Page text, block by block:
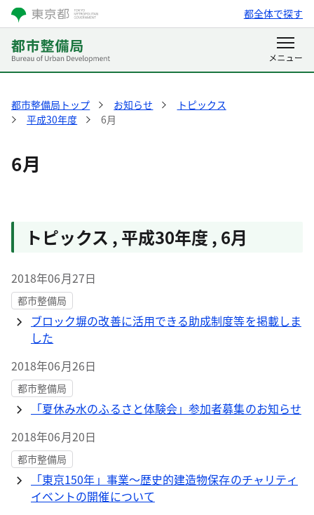
都全体で探す
都市整備局トップ お知らせ
トピックス
平成30年度
6月
6月
トピックス , 平成30年度 , 6月
2018年06月27日
都市整備局
ブロック塀の改善に活用できる助成制度等を掲載しま
した
2018年06月26日
都市整備局
「夏休み水のふるさと体験会」参加者募集のお知らせ
2018年06月20日
都市整備局
「東京150年」事業～歴史的建造物保存のチャリティ
イベントの開催について